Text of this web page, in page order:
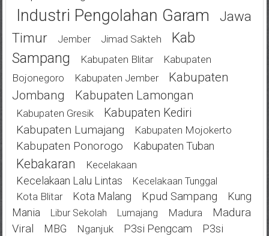
Industri Pengolahan Garam
Jawa
Timur
Jember Jimad Sakteh
Kab
Sampang
Kabupaten Blitar
Kabupaten
Bojonegoro
Kabupaten Jember
Kabupaten
Jombang
Kabupaten Lamongan
Kabupaten Gresik
Kabupaten Kediri
Kabupaten Lumajang
Kabupaten Mojokerto
Kabupaten Ponorogo Kabupaten Tuban
Kebakaran Kecelakaan
Kecelakaan Lalu Lintas Kecelakaan Tunggal
Kota Blitar Kota Malang Kpud Sampang
Kung
Mania
Libur Sekolah Lumajang Madura
Madura
Viral
MBG Nganjuk P3si Pengcam
P3si